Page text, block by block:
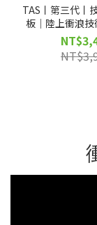
TAS丨第三代丨
板｜陸上衝浪技
橋架丨